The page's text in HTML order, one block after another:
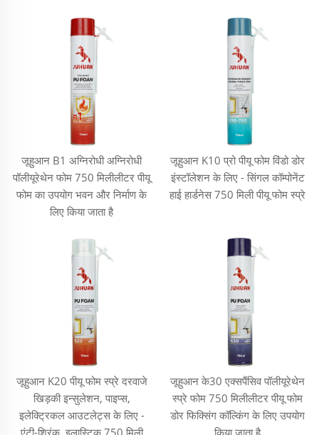
जूहुआन B1 अग्निरोधी अग्निरोधी
पॉलीयूरेथेन फोम 750 मिलीलीटर पीयू
फोम का उपयोग भवन और निर्माण के
लिए किया जाता है
जूहुआन K10 प्रो पीयू फोम विंडो डोर
इंस्टॉलेशन के लिए - सिंगल कॉम्पोनेंट
हाई हार्डनेस 750 मिली पीयू फोम स्प्रे
जूहुआन K20 पीयू फोम स्प्रे दरवाजे
खिड़की इन्सुलेशन, पाइप्स,
इलेक्ट्रिकल आउटलेट्स के लिए -
एंटी-श्रिंक, इलास्टिक 750 मिली
जूहुआन के30 एक्सपैंसिव पॉलीयूरेथेन
स्प्रे फोम 750 मिलीलीटर पीयू फोम
डोर फिक्सिंग कॉल्किंग के लिए उपयोग
किया जाता है